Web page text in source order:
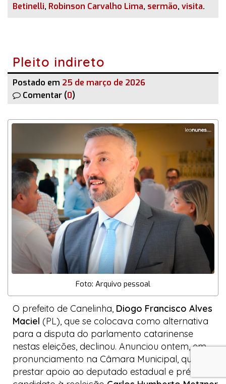
Betinelli, Robinson Carvalho Lima, sermão, visita.
Pleito indireto
Postado em 25 de março de 2026
Comentar (0)
Foto: Arquivo pessoal
O prefeito de Canelinha, Diogo Francisco Alves
Maciel (PL), que se colocava como alternativa
para a disputa do parlamento catarinense
nestas eleições, declinou. Anunciou ontem, em
pronunciamento na Câmara Municipal, que vai
prestar apoio ao deputado estadual e pré-